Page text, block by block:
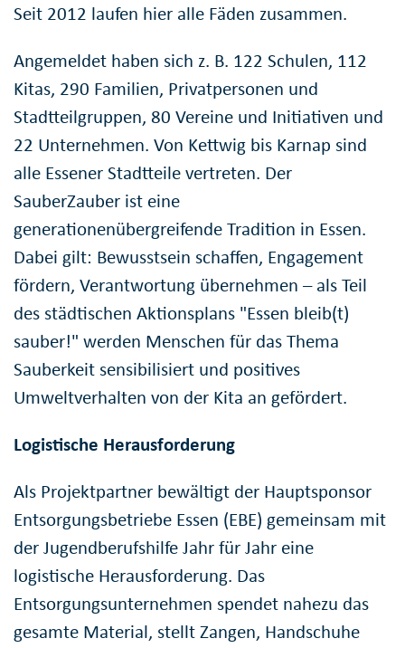
Seit 2012 laufen hier alle Fäden zusammen.
Angemeldet haben sich z. B. 122 Schulen, 112
Kitas, 290 Familien, Privatpersonen und
Stadtteilgruppen, 80 Vereine und Initiativen und
22 Unternehmen. Von Kettwig bis Karnap sind
alle Essener Stadtteile vertreten. Der
SauberZauber ist eine
generationenübergreifende Tradition in Essen.
Dabei gilt: Bewusstsein schaffen, Engagement
fördern, Verantwortung übernehmen – als Teil
des städtischen Aktionsplans "Essen bleib(t)
sauber!" werden Menschen für das Thema
Sauberkeit sensibilisiert und positives
Umweltverhalten von der Kita an gefördert.
Logistische Herausforderung
Als Projektpartner bewältigt der Hauptsponsor
Entsorgungsbetriebe Essen (EBE) gemeinsam mit
der Jugendberufshilfe Jahr für Jahr eine
logistische Herausforderung. Das
Entsorgungsunternehmen spendet nahezu das
gesamte Material, stellt Zangen, Handschuhe